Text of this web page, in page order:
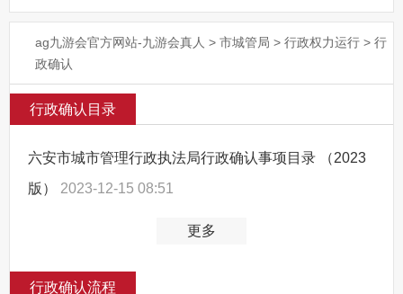
ag九游会官方网站-九游会真人 > 市城管局 > 行政权力运行 > 行
政确认
行政确认目录
六安市城市管理行政执法局行政确认事项目录 （2023
版） 2023-12-15 08:51
更多
行政确认流程